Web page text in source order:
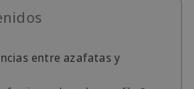
entre azafatas y